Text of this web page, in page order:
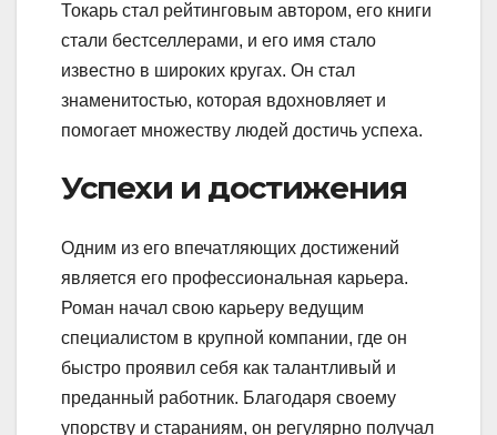
Токарь стал рейтинговым автором, его книги
стали бестселлерами, и его имя стало
известно в широких кругах. Он стал
знаменитостью, которая вдохновляет и
помогает множеству людей достичь успеха.
Успехи и достижения
Одним из его впечатляющих достижений
является его профессиональная карьера.
Роман начал свою карьеру ведущим
специалистом в крупной компании, где он
быстро проявил себя как талантливый и
преданный работник. Благодаря своему
упорству и стараниям, он регулярно получал